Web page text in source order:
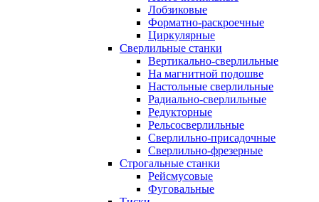
Лобзиковые
Форматно-раскроечные
Циркулярные
Сверлильные станки
Вертикально-сверлильные
На магнитной подошве
Настольные сверлильные
Радиально-сверлильные
Редукторные
Рельсосверлильные
Сверлильно-присадочные
Сверлильно-фрезерные
Строгальные станки
Рейсмусовые
Фуговальные